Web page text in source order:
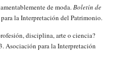
de moda.Boletín de
la Interpretación del Patrimonio.
disciplina, arte o ciencia?
Asociación para la Interpretación